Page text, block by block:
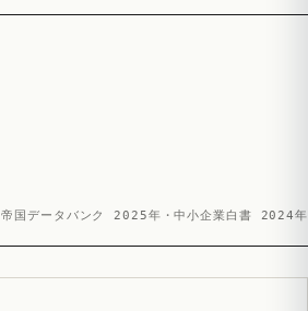
帝国データバンク 2025年・中小企業白書 2024年